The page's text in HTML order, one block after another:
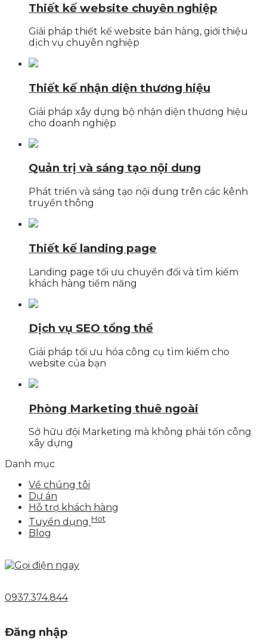
Thiết kế website chuyên nghiệp
Giải pháp thiết kế website bán hàng, giới thiệu
dịch vụ chuyên nghiệp
Thiết kế nhận diện thương hiệu
Giải pháp xây dựng bộ nhận diện thương hiệu
cho doanh nghiệp
Quản trị và sáng tạo nội dung
Phát triển và sáng tạo nội dung trên các kênh
truyền thông
Thiết kế landing page
Landing page tối ưu chuyển đổi và tìm kiếm
khách hàng tiềm năng
Dịch vụ SEO tổng thể
Giải pháp tối ưu hóa công cụ tìm kiếm cho
website của bạn
Phòng Marketing thuê ngoài
Sở hữu đội Marketing mà không phải tốn công
xây dựng
Danh mục
Về chúng tôi
Dự án
Hỗ trợ khách hàng
Tuyển dụng Hot
Blog
0937.374.844
Đăng nhập